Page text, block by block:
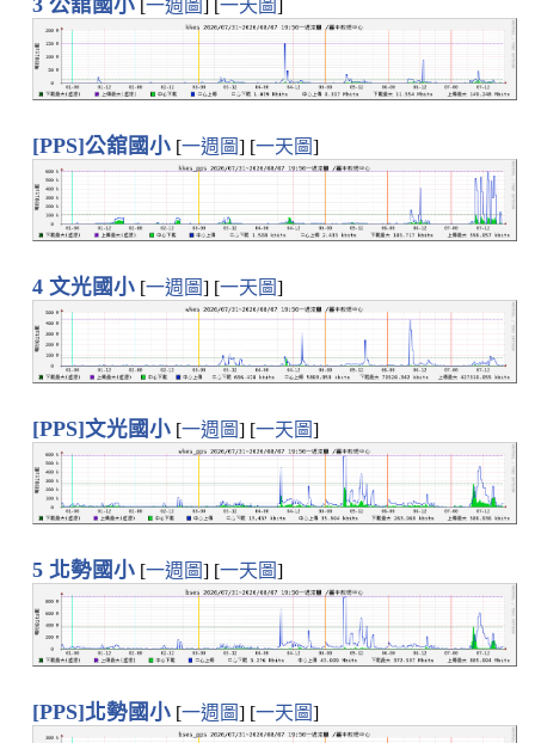
[一週圖] [一天圖]
[PPS]公舘國小 [一週圖] [一天圖]
4 文光國小 [一週圖] [一天圖]
[PPS]文光國小 [一週圖] [一天圖]
5 北勢國小 [一週圖] [一天圖]
[PPS]北勢國小 [一週圖] [一天圖]